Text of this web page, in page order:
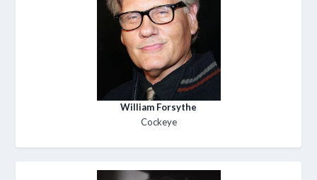
William Forsythe
Cockeye